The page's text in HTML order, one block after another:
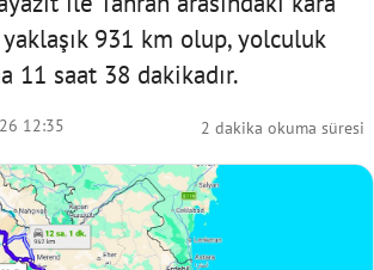
931 km olup, yolculuk
11 saat 38 dakikadır.
12:35 2 dakika okuma süresi